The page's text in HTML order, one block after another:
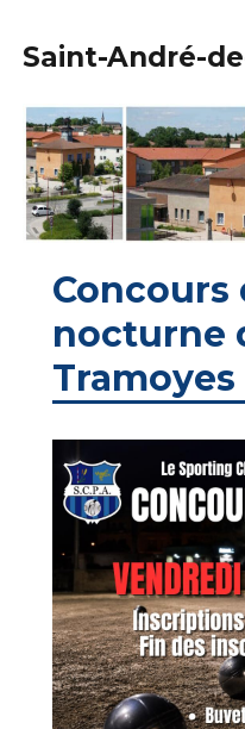
Saint-André-
Concours
nocturne
Tramoyes